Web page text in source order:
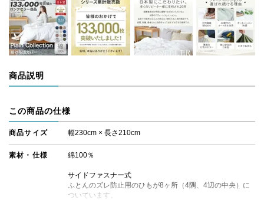
商品説明
この商品の仕様
商品サイズ 幅230cm × 長さ210cm
素材・仕様 綿100％
サイドファスナー式
ふとんのズレ防止用のひもが8ヶ所（4隅、4辺の中央）に
ついています。